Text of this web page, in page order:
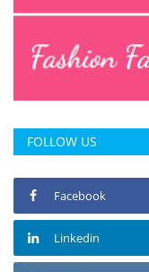
FOLLOW US
Facebook
Linkedin